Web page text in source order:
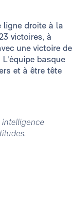
ligne droite à la
victoires, à
une victoire de
basque
et à être tête
intelligence